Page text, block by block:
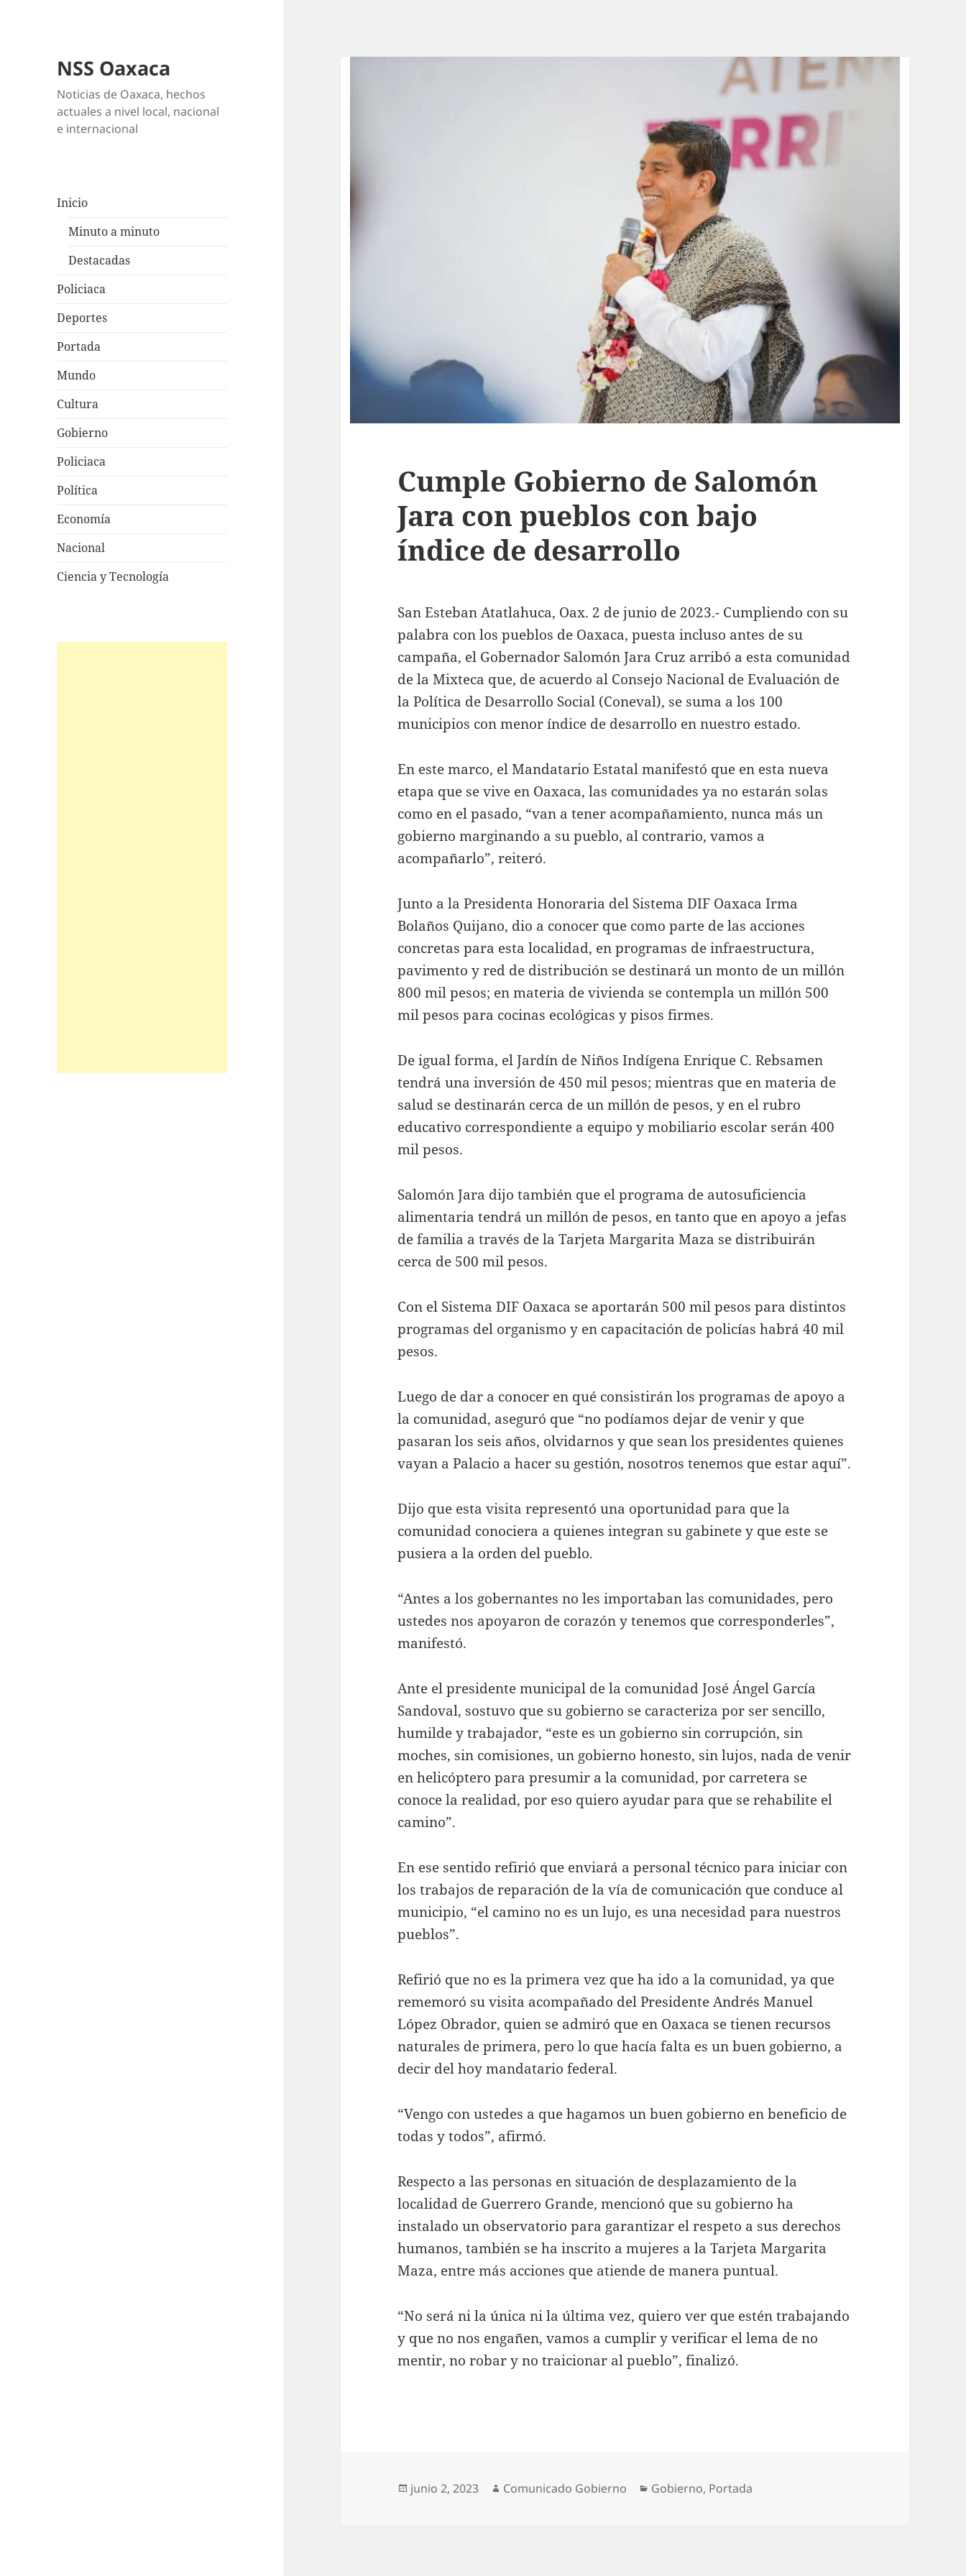
NSS Oaxaca
Noticias de Oaxaca, hechos
actuales a nivel local, nacional
e internacional
Inicio
Minuto a minuto
Destacadas
Policiaca
Deportes
Portada
Mundo
Cultura
Gobierno
Policiaca
Política
Economía
Nacional
Ciencia y Tecnología
Cumple Gobierno de Salomón
Jara con pueblos con bajo
índice de desarrollo
San Esteban Atatlahuca, Oax. 2 de junio de 2023.- Cumpliendo con su
palabra con los pueblos de Oaxaca, puesta incluso antes de su
campaña, el Gobernador Salomón Jara Cruz arribó a esta comunidad
de la Mixteca que, de acuerdo al Consejo Nacional de Evaluación de
la Política de Desarrollo Social (Coneval), se suma a los 100
municipios con menor índice de desarrollo en nuestro estado.
En este marco, el Mandatario Estatal manifestó que en esta nueva
etapa que se vive en Oaxaca, las comunidades ya no estarán solas
como en el pasado, “van a tener acompañamiento, nunca más un
gobierno marginando a su pueblo, al contrario, vamos a
acompañarlo”, reiteró.
Junto a la Presidenta Honoraria del Sistema DIF Oaxaca Irma
Bolaños Quijano, dio a conocer que como parte de las acciones
concretas para esta localidad, en programas de infraestructura,
pavimento y red de distribución se destinará un monto de un millón
800 mil pesos; en materia de vivienda se contempla un millón 500
mil pesos para cocinas ecológicas y pisos firmes.
De igual forma, el Jardín de Niños Indígena Enrique C. Rebsamen
tendrá una inversión de 450 mil pesos; mientras que en materia de
salud se destinarán cerca de un millón de pesos, y en el rubro
educativo correspondiente a equipo y mobiliario escolar serán 400
mil pesos.
Salomón Jara dijo también que el programa de autosuficiencia
alimentaria tendrá un millón de pesos, en tanto que en apoyo a jefas
de familia a través de la Tarjeta Margarita Maza se distribuirán
cerca de 500 mil pesos.
Con el Sistema DIF Oaxaca se aportarán 500 mil pesos para distintos
programas del organismo y en capacitación de policías habrá 40 mil
pesos.
Luego de dar a conocer en qué consistirán los programas de apoyo a
la comunidad, aseguró que “no podíamos dejar de venir y que
pasaran los seis años, olvidarnos y que sean los presidentes quienes
vayan a Palacio a hacer su gestión, nosotros tenemos que estar aquí”.
Dijo que esta visita representó una oportunidad para que la
comunidad conociera a quienes integran su gabinete y que este se
pusiera a la orden del pueblo.
“Antes a los gobernantes no les importaban las comunidades, pero
ustedes nos apoyaron de corazón y tenemos que corresponderles”,
manifestó.
Ante el presidente municipal de la comunidad José Ángel García
Sandoval, sostuvo que su gobierno se caracteriza por ser sencillo,
humilde y trabajador, “este es un gobierno sin corrupción, sin
moches, sin comisiones, un gobierno honesto, sin lujos, nada de venir
en helicóptero para presumir a la comunidad, por carretera se
conoce la realidad, por eso quiero ayudar para que se rehabilite el
camino”.
En ese sentido refirió que enviará a personal técnico para iniciar con
los trabajos de reparación de la vía de comunicación que conduce al
municipio, “el camino no es un lujo, es una necesidad para nuestros
pueblos”.
Refirió que no es la primera vez que ha ido a la comunidad, ya que
rememoró su visita acompañado del Presidente Andrés Manuel
López Obrador, quien se admiró que en Oaxaca se tienen recursos
naturales de primera, pero lo que hacía falta es un buen gobierno, a
decir del hoy mandatario federal.
“Vengo con ustedes a que hagamos un buen gobierno en beneficio de
todas y todos”, afirmó.
Respecto a las personas en situación de desplazamiento de la
localidad de Guerrero Grande, mencionó que su gobierno ha
instalado un observatorio para garantizar el respeto a sus derechos
humanos, también se ha inscrito a mujeres a la Tarjeta Margarita
Maza, entre más acciones que atiende de manera puntual.
“No será ni la única ni la última vez, quiero ver que estén trabajando
y que no nos engañen, vamos a cumplir y verificar el lema de no
mentir, no robar y no traicionar al pueblo”, finalizó.
Publicado
junio 2, 2023 Autor
Comunicado Gobierno Categorías
Gobierno, Portada